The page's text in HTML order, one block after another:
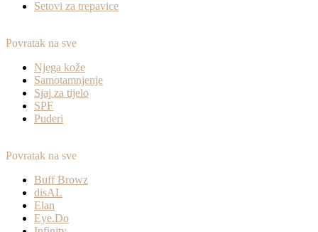
Setovi za trepavice
Povratak na sve
Njega kože
Samotamnjenje
Sjaj za tijelo
SPF
Puderi
Povratak na sve
Buff Browz
disAL
Elan
Eye.Do